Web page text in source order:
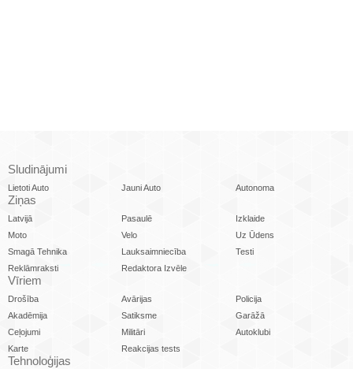
Sludinājumi
Lietoti Auto Jauni Auto Autonoma
Ziņas
Latvijā Pasaulē
Izklaide
Moto
Velo
Uz Ūdens
Smagā Tehnika
Lauksaimniecība
Testi
Reklāmraksti
Redaktora Izvēle
Vīriem
Drošība Avārijas
Policija
Akadēmija
Satiksme
Garāžā
Ceļojumi
Militāri
Autoklubi
Karte
Reakcijas tests
Tehnoloģijas